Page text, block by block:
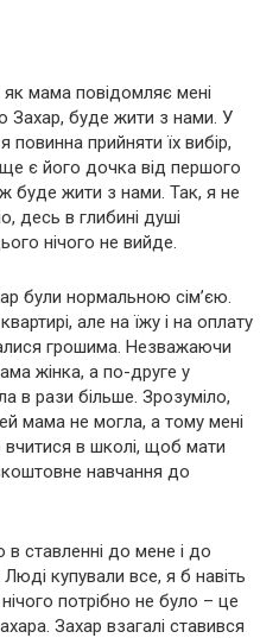
мама повідомляє мені
Захар, буде жити з нами. У
прийняти їх вибір,
є його дочка від першого
буде жити з нами. Так, я не
десь в глибині душі
нічого не вийде.
були нормальною сім’єю.
але на їжу і на оплату
грошима. Незважаючи
жінка, а по-друге у
в рази більше. Зрозуміло,
мама не могла, а тому мені
в школі, щоб мати
навчання до
ставленні до мене і до
купували все, я б навіть
потрібно не було – це
Захар взагалі ставився